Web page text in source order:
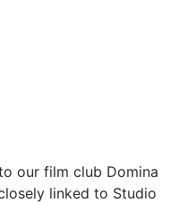
our film club Domina
linked to Studio